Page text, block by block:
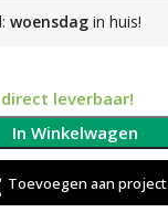
woensdag in huis!
leverbaar!
In Winkelwagen
Toevoegen aan project